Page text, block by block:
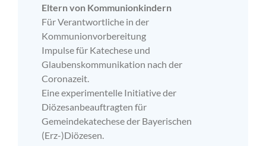
Eltern von Kommunionkindern
Für Verantwortliche in der
Kommunionvorbereitung
Impulse für Katechese und
Glaubenskommunikation nach der
Coronazeit.
Eine experimentelle Initiative der
Diözesanbeauftragten für
Gemeindekatechese der Bayerischen
(Erz-)Diözesen.